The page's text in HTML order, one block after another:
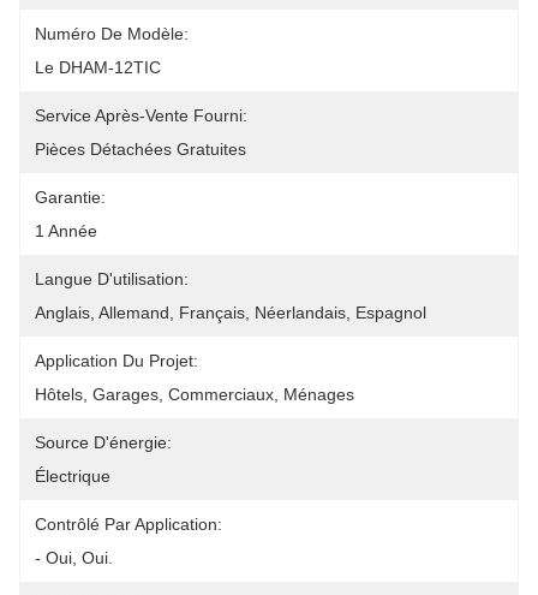
Numéro De Modèle:
Le DHAM-12TIC
Service Après-Vente Fourni:
Pièces Détachées Gratuites
Garantie:
1 Année
Langue D'utilisation:
Anglais, Allemand, Français, Néerlandais, Espagnol
Application Du Projet:
Hôtels, Garages, Commerciaux, Ménages
Source D'énergie:
Électrique
Contrôlé Par Application:
- Oui, Oui.